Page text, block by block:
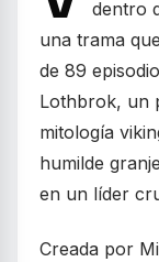
dentro
una trama
de 89
Lothbrok, un
mitología
humilde
en un líder
Creada por